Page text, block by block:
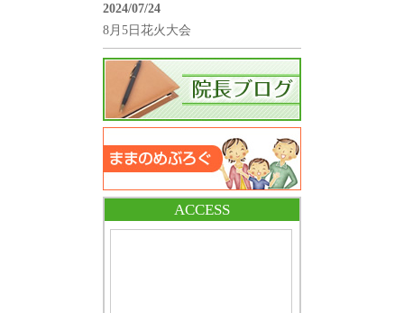
2024/07/24
8月5日花火大会
ACCESS